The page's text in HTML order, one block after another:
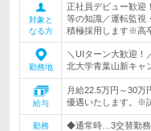
対象と
なる方
正社員デビュー歓迎
等の知識／運転監視
積極採用します※高
勤務地
＼UIターン大歓迎！
北大学青葉山新キ
給与
月給22.5万円～30万
優遇いたします。※
勤務
◆通常時…3交替勤務